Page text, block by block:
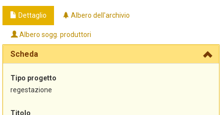
Dettaglio Albero dell'archivio
Albero sogg. produttori
Scheda
Tipo progetto
regestazione
Titolo